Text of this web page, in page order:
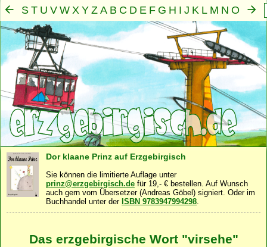
S T U V W X Y Z A B C D E F G H I J K L M N O
P Q R
Mensch·Seele·Geist · Gemeinschaft·
Dor klaane Prinz auf Erzgebirgisch
Sie können die limitierte Auflage unter
prinz@erzgebirgisch.de für 19,- € bestellen. Auf Wunsch
auch gern vom Übersetzer (Andreas Göbel) signiert. Oder im
Buchhandel unter der ISBN 9783947994298.
Das erzgebirgische Wort "virsehe"